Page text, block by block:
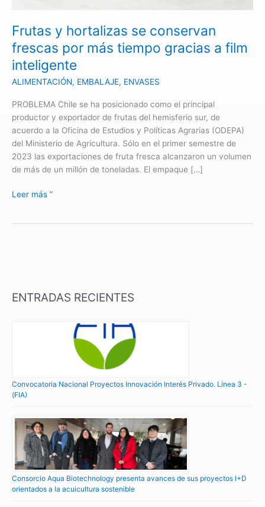
Frutas y hortalizas se conservan
frescas por más tiempo gracias a film
inteligente
ALIMENTACIÓN, EMBALAJE, ENVASES
PROBLEMA Chile se ha posicionado como el principal
productor y exportador de frutas del hemisferio sur, de
acuerdo a la Oficina de Estudios y Políticas Agrarias (ODEPA)
del Ministerio de Agricultura. Sólo en el primer semestre de
2023 las exportaciones de fruta fresca alcanzaron un volumen
de más de un millón de toneladas. El empaque […]
a
film
inteligente
Leer más ”
ENTRADAS RECIENTES
Convocatoria Nacional Proyectos Innovación Interés Privado. Línea 3 -
(FIA)
Consorcio Aqua Biotechnology presenta avances de sus proyectos I+D
orientados a la acuicultura sostenible